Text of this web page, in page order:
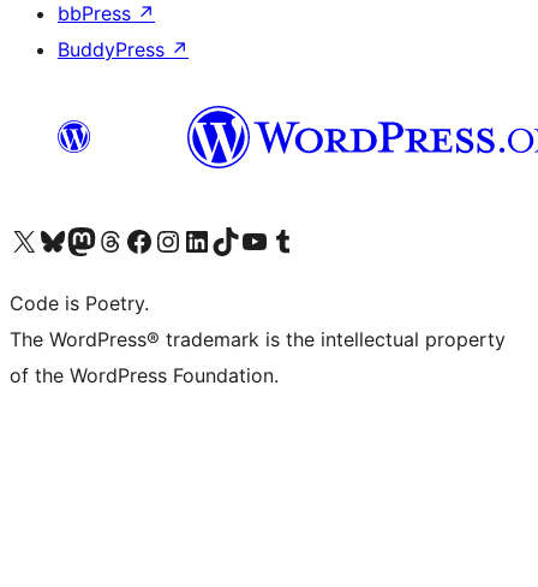
bbPress ↗
BuddyPress ↗
ຢ້ຽມຊົມບັນຊີ X (ຊື່ເກົ່າ Twitter) ຂອງພວກເຮົາຢ້ຽມຊົມບັນຊີ Bluesky ຂອງພວກເຮົາຢ້ຽມຊົມບັນຊີ Mastodon ຂອງພວກເຮົາຢ້ຽມຊົມບັນຊີ Threads ຂອງພວກເຮົາຢ້ຽມຊົມໜ້າ Facebook ຂອງພວກເຮົາຢ້ຽມຊົມບັນຊີ Instagram ຂອງພວກເຮົາຢ້ຽມຊົມບັນຊີ LinkedIn ຂອງພວກເຮົາຢ້ຽມຊົມບັນຊີ TikTok ຂອງພວກເຮົາຢ້ຽມຊົມຊ່ອງ YouTube ຂອງພວກເຮົາຢ້ຽມຊົມບັນຊີ Tumblr ຂອງພວກເຮົາ
Code is Poetry.
The WordPress® trademark is the intellectual property
of the WordPress Foundation.